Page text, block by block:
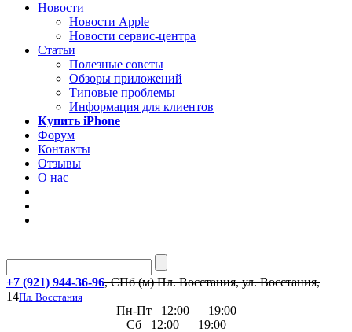
Новости
Новости Apple
Новости сервис-центра
Статьи
Полезные советы
Обзоры приложений
Типовые проблемы
Информация для клиентов
Купить iPhone
Форум
Контакты
Отзывы
О нас
+7 (921) 944-36-96, СПб (м) Пл. Восстания, ул. Восстания,
14Пл. Восстания
Пн-Пт 12:00 — 19:00
Сб 12:00 — 19:00